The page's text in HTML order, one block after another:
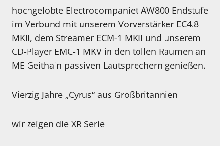
hochgelobte Electrocompaniet AW800 Endstufe
im Verbund mit unserem Vorverstärker EC4.8
MKII, dem Streamer ECM-1 MKII und unserem
CD-Player EMC-1 MKV in den tollen Räumen an
ME Geithain passiven Lautsprechern genießen.
Vierzig Jahre „Cyrus“ aus Großbritannien
wir zeigen die XR Serie